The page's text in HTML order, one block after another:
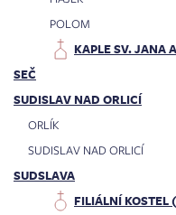
POLOM
KAPLE SV. JANA
SEČ
SUDISLAV NAD ORLICÍ
ORLÍK
SUDISLAV NAD ORLICÍ
SUDSLAVA
FILIÁLNÍ KOSTEL